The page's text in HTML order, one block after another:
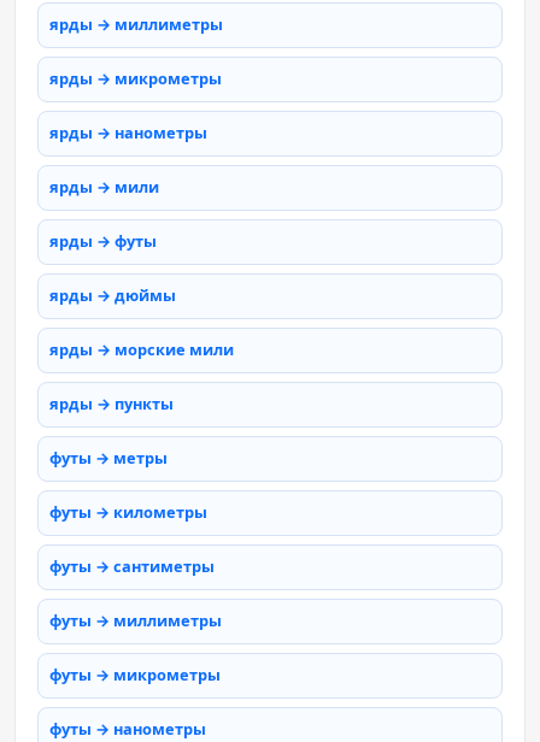
ярды → миллиметры
ярды → микрометры
ярды → нанометры
ярды → мили
ярды → футы
ярды → дюймы
ярды → морские мили
ярды → пункты
футы → метры
футы → километры
футы → сантиметры
футы → миллиметры
футы → микрометры
футы → нанометры